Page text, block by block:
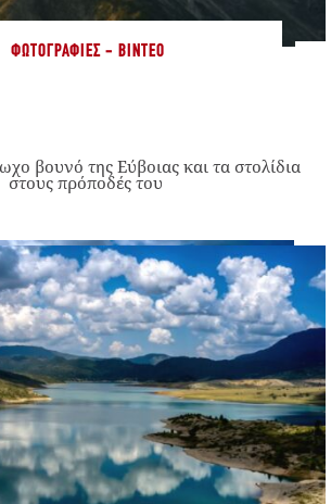
ΦΩΤΟΓΡΑΦΊΕΣ - ΒΊΝΤΕΟ
βουνό της Εύβοιας και τα στολίδια
στους πρόποδές του